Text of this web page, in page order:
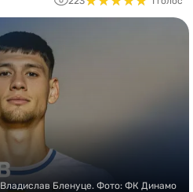
ЛЧ
ЛЕ
ЧЕ-2028
Букмекеры
Казино
Владислав Бленуце. Фото: ФК Динамо